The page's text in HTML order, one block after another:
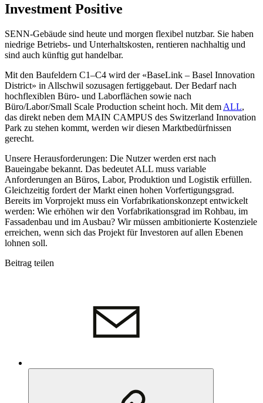
Investment Positive
SENN-Gebäude sind heute und morgen flexibel nutzbar. Sie haben
niedrige Betriebs- und Unterhaltskosten, rentieren nachhaltig und
sind auch künftig gut handelbar.
Mit den Baufeldern C1–C4 wird der «BaseLink – Basel Innovation
District» in Allschwil sozusagen fertiggebaut. Der Bedarf nach
hochflexiblen Büro- und Laborflächen sowie nach
Büro/Labor/Small Scale Production scheint hoch. Mit dem ALL,
das direkt neben dem MAIN CAMPUS des Switzerland Innovation
Park zu stehen kommt, werden wir diesen Marktbedürfnissen
gerecht.
Unsere Herausforderungen: Die Nutzer werden erst nach
Baueingabe bekannt. Das bedeutet ALL muss variable
Anforderungen an Büros, Labor, Produktion und Logistik erfüllen.
Gleichzeitig fordert der Markt einen hohen Vorfertigungsgrad.
Bereits im Vorprojekt muss ein Vorfabrikationskonzept entwickelt
werden: Wie erhöhen wir den Vorfabrikationsgrad im Rohbau, im
Fassadenbau und im Ausbau? Wir müssen ambitionierte Kostenziele
erreichen, wenn sich das Projekt für Investoren auf allen Ebenen
lohnen soll.
Beitrag teilen